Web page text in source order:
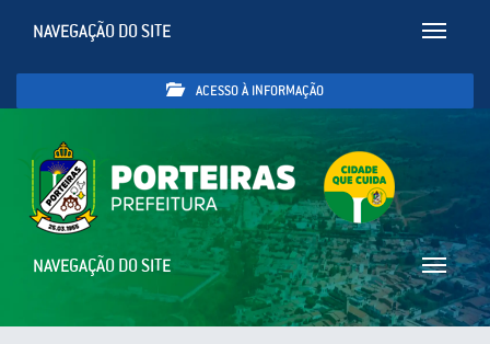
Toggle
NAVEGAÇÃO DO SITE
ACESSO À INFORMAÇÃO
Toggle
NAVEGAÇÃO DO SITE